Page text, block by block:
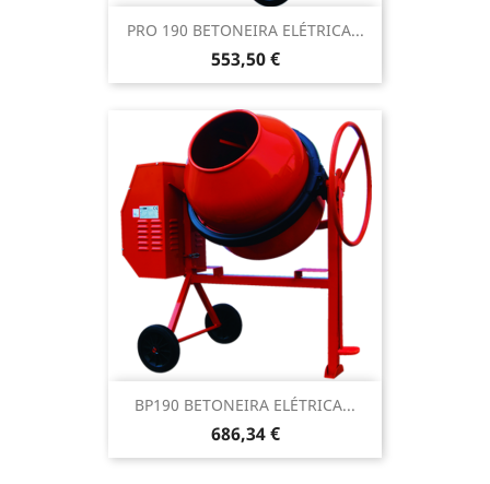
PRO 190 BETONEIRA ELÉTRICA...
Preço
553,50 €
BP190 BETONEIRA ELÉTRICA...
Preço
686,34 €